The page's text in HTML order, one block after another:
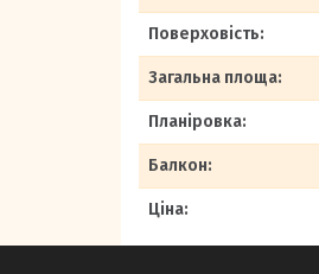
Поверховість:
Загальна площа:
Планіровка:
Балкон:
Ціна: